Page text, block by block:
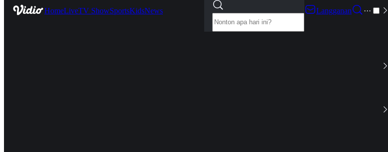
HomeLiveTV ShowSportsKidsNews
Langganan
···